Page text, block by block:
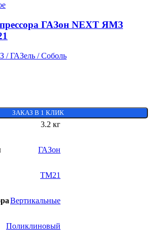
ГАЗон NEXT ЯМЗ
/ ГАЗель / Соболь
ЗАКАЗ В 1 КЛИК
3.2 кг
ГАЗон
ТМ21
Вертикальные
Поликлиновый